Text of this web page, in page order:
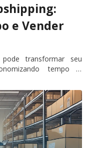
e Vender
transformar seu
tempo e